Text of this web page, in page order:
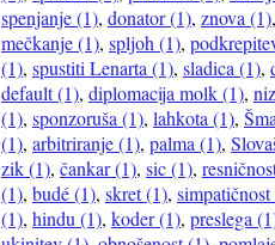
spenjanje (1), donator (1), znova (1)
mečkanje (1), spljoh (1),
(1), spustiti Lenarta (1), sladica (1),
default (1), diplomacija molk (1),
(1), sponzoruša (1), lahkota (1),
(1), arbitriranje (1), palma (1),
zik (1), čankar (1), sic (1),
(1), budé (1), skret (1),
(1), hindu (1), koder (1), preslega